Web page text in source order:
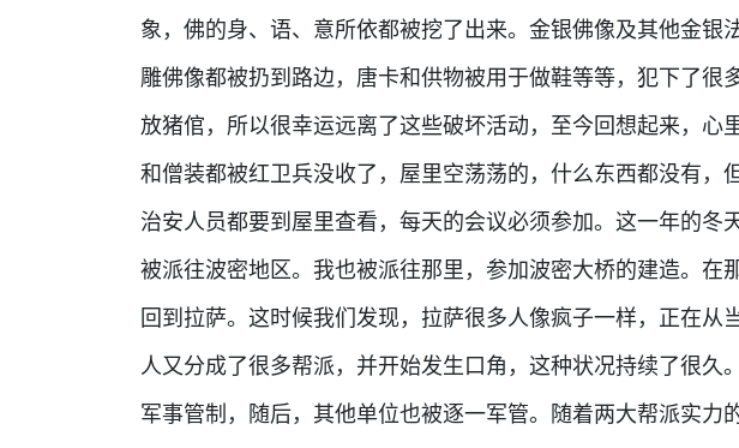
象，佛的身、语、意所依都被挖了出来。金银佛像及其他金银
雕佛像都被扔到路边，唐卡和供物被用于做鞋等等，犯下了很
放猪倌，所以很幸运远离了这些破坏活动，至今回想起来，心
和僧装都被红卫兵没收了，屋里空荡荡的，什么东西都没有，
治安人员都要到屋里查看，每天的会议必须参加。这一年的冬
被派往波密地区。我也被派往那里，参加波密大桥的建造。在
回到拉萨。这时候我们发现，拉萨很多人像疯子一样，正在从
人又分成了很多帮派，并开始发生口角，这种状况持续了很久
军事管制，随后，其他单位也被逐一军管。随着两大帮派实力